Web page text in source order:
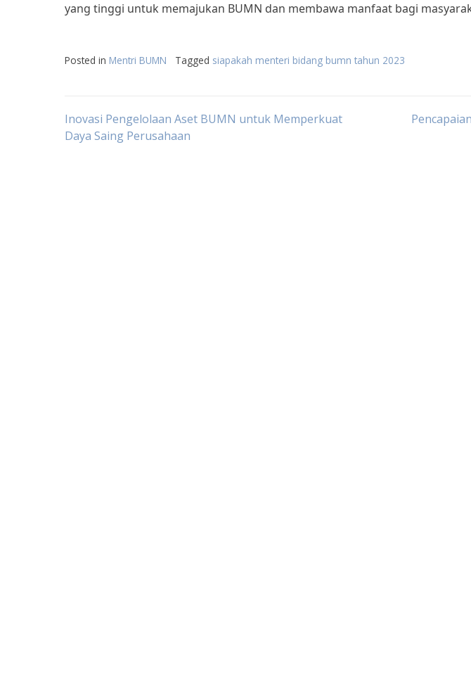
yang tinggi untuk memajukan BUMN dan membawa manfaat bagi
Posted in Mentri BUMN Tagged siapakah menteri bidang bumn tahun 2023
Post
Inovasi Pengelolaan Aset BUMN untuk Memperkuat
Daya Saing Perusahaan